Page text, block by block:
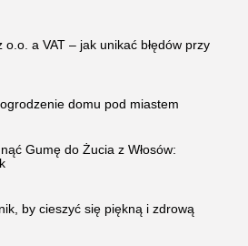
o.o. a VAT – jak unikać błędów przy
domu pod miastem
Gumę do Żucia z Włosów:
by cieszyć się piękną i zdrową